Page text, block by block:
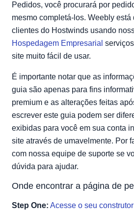
Pedidos, você procurará por
mesmo completá-los. Weebly
clientes do Hostwinds usando
Hospedagem Empresarial
site muito fácil de usar.
É importante notar que as
guia são apenas para fins
premium e as alterações feitas
escrever este guia podem ser
exibidas para você em sua conta
site através de umavelmente. Por
com nossa equipe de suporte se
dúvida para ajudar.
Onde encontrar a página de
Step One: Acesse o seu